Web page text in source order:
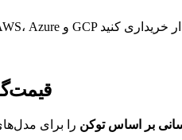
بر اساس توکن